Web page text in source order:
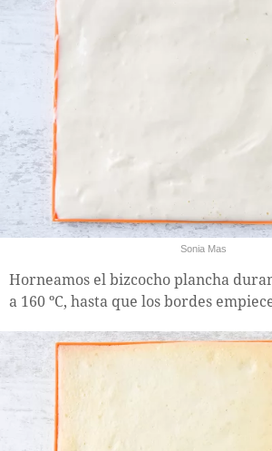
Sonia Mas
Horneamos el bizcocho plancha
a 160 ºC, hasta que los bordes